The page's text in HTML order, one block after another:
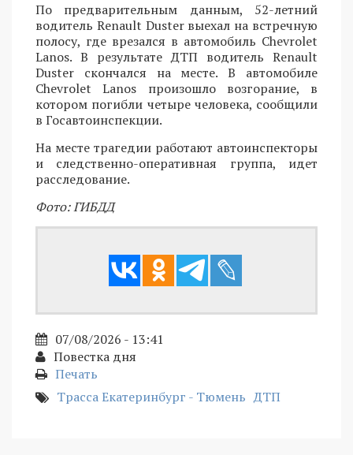
По предварительным данным, 52-летний
водитель Renault Duster выехал на встречную
полосу, где врезался в автомобиль Chevrolet
Lanos. В результате ДТП водитель Renault
Duster скончался на месте. В автомобиле
Chevrolet Lanos произошло возгорание, в
котором погибли четыре человека, сообщили
в Госавтоинспекции.
На месте трагедии работают автоинспекторы
и следственно-оперативная группа, идет
расследование.
Фото: ГИБДД
07/08/2026 - 13:41
Повестка дня
Печать
Трасса Екатеринбург - Тюмень ДТП